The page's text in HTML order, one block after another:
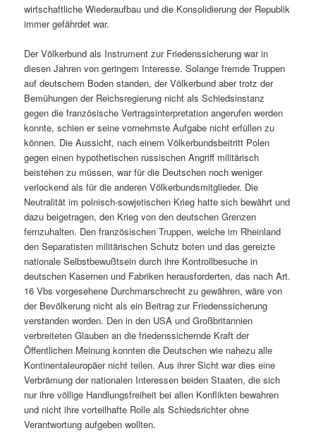
wirtschaftliche Wiederaufbau und die Konsolidierung der Republik
immer gefährdet war.
Der Völkerbund als Instrument zur Friedenssicherung war in
diesen Jahren von geringem Interesse. Solange fremde Truppen
auf deutschem Boden standen, der Völkerbund aber trotz der
Bemühungen der Reichsregierung nicht als Schiedsinstanz
gegen die französische Vertragsinterpretation angerufen werden
konnte, schien er seine vornehmste Aufgabe nicht erfüllen zu
können. Die Aussicht, nach einem Völkerbundsbeitritt Polen
gegen einen hypothetischen russischen Angriff militärisch
beistehen zu müssen, war für die Deutschen noch weniger
verlockend als für die anderen Völkerbundsmitglieder. Die
Neutralität im polnisch-sowjetischen Krieg hatte sich bewährt und
dazu beigetragen, den Krieg von den deutschen Grenzen
fernzuhalten. Den französischen Truppen, welche im Rheinland
den Separatisten militärischen Schutz boten und das gereizte
nationale Selbstbewußtsein durch ihre Kontrollbesuche in
deutschen Kasernen und Fabriken herausforderten, das nach Art.
16 Vbs vorgesehene Durchmarschrecht zu gewähren, wäre von
der Bevölkerung nicht als ein Beitrag zur Friedenssicherung
verstanden worden. Den in den USA und Großbritannien
verbreiteten Glauben an die friedenssichernde Kraft der
Öffentlichen Meinung konnten die Deutschen wie nahezu alle
Kontinentaleuropäer nicht teilen. Aus ihrer Sicht war dies eine
Verbrämung der nationalen Interessen beiden Staaten, die sich
nur ihre völlige Handlungsfreiheit bei allen Konflikten bewahren
und nicht ihre vorteilhafte Rolle als Schiedsrichter ohne
Verantwortung aufgeben wollten.